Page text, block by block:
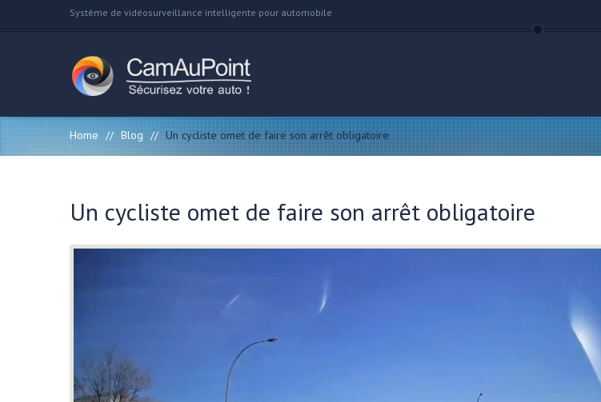
Système de vidéosurveillance intelligente pour automobile
Home // Blog // Un cycliste omet de faire son arrêt obligatoire
Un cycliste omet de faire son arrêt obligatoire